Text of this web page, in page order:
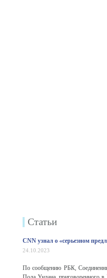
Статьи
CNN узнал о «серьезном
24.10.2023
По сообщению РБК,